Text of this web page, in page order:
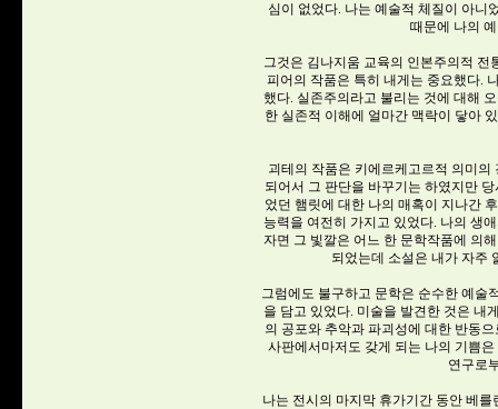
심이 없었다. 나는 예술적 체질이 아니
때문에 나의
그것은 김나지움 교육의 인본주의적
피어의 작품은 특히 내게는 중요했다.
했다. 실존주의라고 불리는 것에 대해
한 실존적 이해에 얼마간 맥락이 닿아
괴테의 작품은 키에르케고르적 의미
되어서 그 판단을 바꾸기는 하였지만
었던 햄릿에 대한 나의 매혹이 지나간
능력을 여전히 가지고 있었다. 나의 생
자면 그 빛깔은 어느 한 문학작품에 의
되었는데 소설은 내가 자주
그럼에도 불구하고 문학은 순수한 예술
을 담고 있었다. 미술을 발견한 것은 내
의 공포와 추악과 파괴성에 대한 반동
사판에서마저도 갖게 되는 나의 기쁨
연구로
나는 전시의 마지막 휴가기간 동안 베